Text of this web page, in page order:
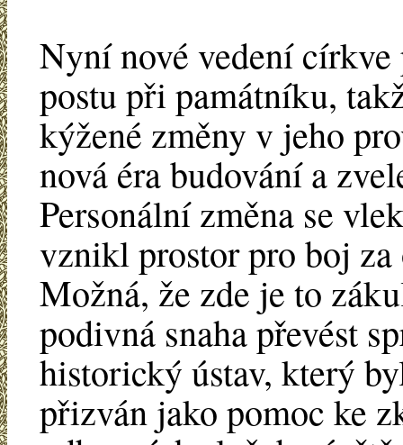
Nyní nové vedení církve
postu při památníku,
kýžené změny v jeho
nová éra budování a
Personální změna se
vznikl prostor pro boj
Možná, že zde je to
podivná snaha převést
historický ústav, který
přizván jako pomoc ke